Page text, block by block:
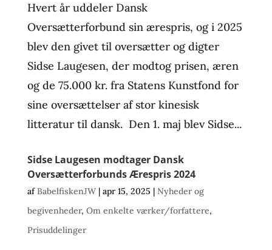
Hvert år uddeler Dansk
Oversætterforbund sin ærespris, og i 2025
blev den givet til oversætter og digter
Sidse Laugesen, der modtog prisen, æren
og de 75.000 kr. fra Statens Kunstfond for
sine oversættelser af stor kinesisk
litteratur til dansk. Den 1. maj blev Sidse...
Sidse Laugesen modtager Dansk
Oversætterforbunds Ærespris 2024
afBabelfiskenJW| apr 15, 2025 | Nyheder og
begivenheder, Om enkelte værker/forfattere,
Prisuddelinger